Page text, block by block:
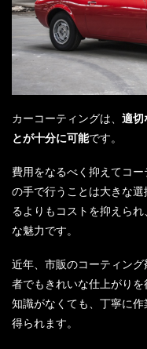
カーコーティングは、 適切
とが十分に可能です。
費用をなるべく抑えてコ
の手で行うことは大きな
るよりもコストを抑えら
な魅力です。
近年、市販のコーティン
者でもきれいな仕上がり
知識がなくても、丁寧に
得られます。